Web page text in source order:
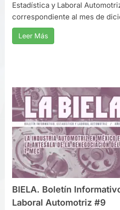
Estadística y Laboral
correspondiente al mes de
Leer Más
BIELA. Boletín
Laboral Automotriz #9